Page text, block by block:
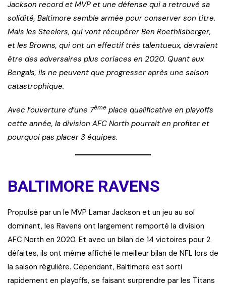
Jackson record et MVP et une défense qui a retrouvé sa
solidité, Baltimore semble armée pour conserver son titre.
Mais les Steelers, qui vont récupérer Ben Roethlisberger,
et les Browns, qui ont un effectif très talentueux, devraient
être des adversaires plus coriaces en 2020. Quant aux
Bengals, ils ne peuvent que progresser après une saison
catastrophique.
Avec l’ouverture d’une 7ème place qualificative en playoffs
cette année, la division AFC North pourrait en profiter et
pourquoi pas placer 3 équipes.
BALTIMORE RAVENS
Propulsé par un le MVP Lamar Jackson et un jeu au sol
dominant, les Ravens ont largement remporté la division
AFC North en 2020. Et avec un bilan de 14 victoires pour 2
défaites, ils ont même affiché le meilleur bilan de NFL lors de
la saison régulière. Cependant, Baltimore est sorti
rapidement en playoffs, se faisant surprendre par les Titans